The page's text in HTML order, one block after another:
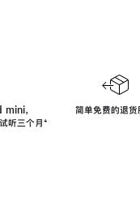
，
听三个月脚
⁺
简单免费的退货